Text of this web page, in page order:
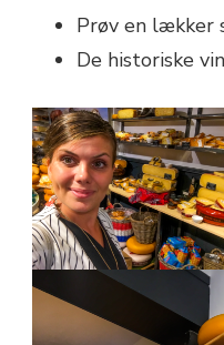
Prøv en lækker
De historiske